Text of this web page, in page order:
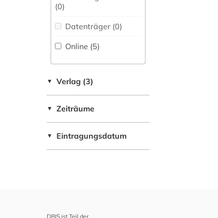
Umweltschutz (1)
Pädagogik (0)
Philosophie (0)
Physik (0)
Politologie (0)
Psychologie (0)
Rechtswissenschaft
(0)
Romanistik (0)
Sport (0)
(0)
Datenträger (0)
Online (5)
▼ Verlag (3)
▼ Zeiträume
▼ Eintragungsdatum
DBIS ist Teil der